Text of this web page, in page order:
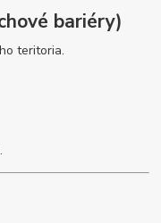
bariéry)
teritoria.